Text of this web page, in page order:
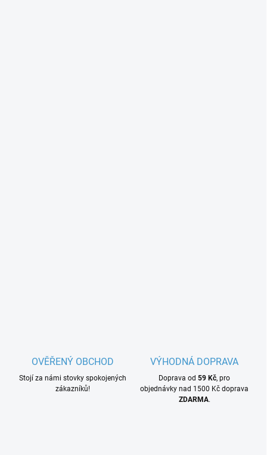
OVĚŘENÝ OBCHOD
Stojí za námi stovky spokojených
zákazníků!
VÝHODNÁ DOPRAVA
Doprava od 59 Kč, pro
objednávky nad 1500 Kč doprava
ZDARMA.